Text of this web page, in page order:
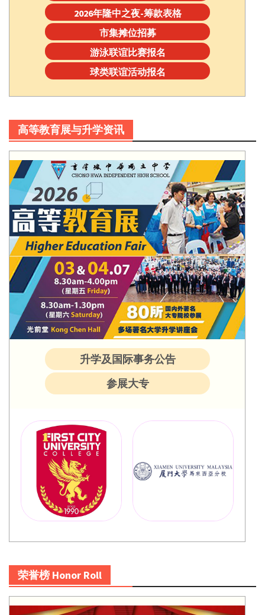
2026年隆中之夜-筹款表格
市集摊位招募
游泳联谊比赛报名
球类联谊活动报名
高等教育展与升学资讯
升学及国际事务公告
参展大专
荣誉榜 Honor Roll